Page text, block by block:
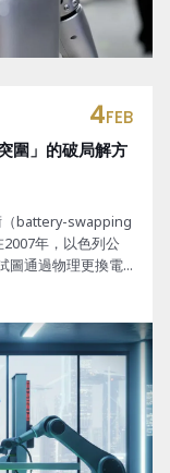
4FEB
圍」的破局解方
（battery-swapping
年，以色列公
圖通過物理更換電